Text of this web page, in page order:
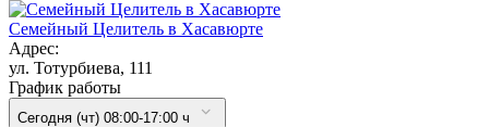
Семейный Целитель в Хасавюрте
Адрес:
ул. Тотурбиева, 111
График работы
Сегодня (чт) 08:00-17:00 ч